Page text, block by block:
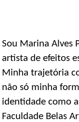
Sou Marina Alves
artista de efeitos
Minha trajetória
não só minha
identidade como
Faculdade Belas